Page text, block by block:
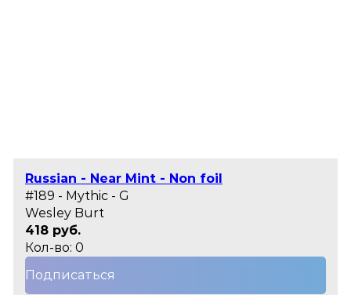
Russian - Near Mint - Non foil
#189 - Mythic - G
Wesley Burt
418 руб.
Кол-во: 0
Подписаться